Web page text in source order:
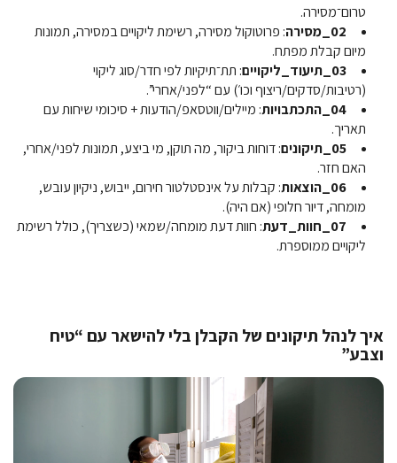
טרום־מסירה.
02_מסירה
: פרוטוקול מסירה, רשימת ליקויים במסירה, תמונות
מיום קבלת מפתח.
03_תיעוד_ליקויים
: תת־תיקיות לפי חדר/סוג ליקוי
(רטיבות/סדקים/ריצוף וכו׳) עם “לפני/אחרי”.
04_התכתבויות
: מיילים/ווטסאפ/הודעות + סיכומי שיחות עם
תאריך.
05_תיקונים
: דוחות ביקור, מה תוקן, מי ביצע, תמונות לפני/אחרי,
האם חזר.
06_הוצאות
: קבלות על אינסטלטור חירום, ייבוש, ניקיון עובש,
מומחה, דיור חלופי (אם היה).
07_חוות_דעת
: חוות דעת מומחה/שמאי (כשצריך), כולל רשימת
ליקויים ממוספרת.
איך לנהל תיקונים של הקבלן בלי להישאר עם “טיח
וצבע”